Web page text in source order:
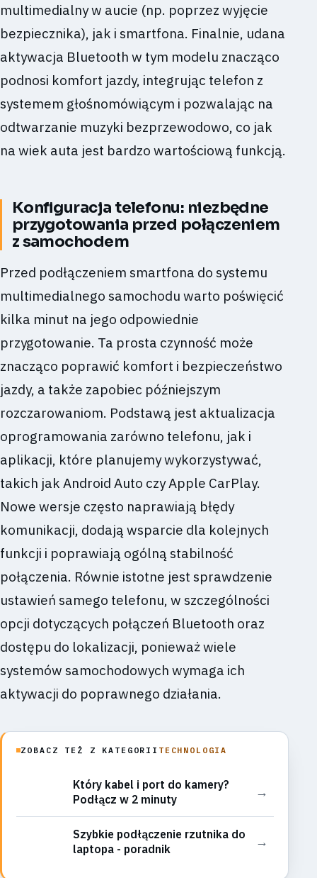
multimedialny w aucie (np. poprzez wyjęcie
bezpiecznika), jak i smartfona. Finalnie, udana
aktywacja Bluetooth w tym modelu znacząco
podnosi komfort jazdy, integrując telefon z
systemem głośnomówiącym i pozwalając na
odtwarzanie muzyki bezprzewodowo, co jak
na wiek auta jest bardzo wartościową funkcją.
Konfiguracja telefonu: niezbędne
przygotowania przed połączeniem
z samochodem
Przed podłączeniem smartfona do systemu
multimedialnego samochodu warto poświęcić
kilka minut na jego odpowiednie
przygotowanie. Ta prosta czynność może
znacząco poprawić komfort i bezpieczeństwo
jazdy, a także zapobiec późniejszym
rozczarowaniom. Podstawą jest aktualizacja
oprogramowania zarówno telefonu, jak i
aplikacji, które planujemy wykorzystywać,
takich jak Android Auto czy Apple CarPlay.
Nowe wersje często naprawiają błędy
komunikacji, dodają wsparcie dla kolejnych
funkcji i poprawiają ogólną stabilność
połączenia. Równie istotne jest sprawdzenie
ustawień samego telefonu, w szczególności
opcji dotyczących połączeń Bluetooth oraz
dostępu do lokalizacji, ponieważ wiele
systemów samochodowych wymaga ich
aktywacji do poprawnego działania.
ZOBACZ TEŻ Z KATEGORII TECHNOLOGIA
Który kabel i port do kamery?
Podłącz w 2 minuty
→
Szybkie podłączenie rzutnika do
laptopa - poradnik
→